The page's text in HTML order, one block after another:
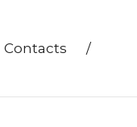
Contacts /